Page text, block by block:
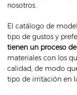
nosotros.
El catálogo de
tipo de gustos y
tienen un proceso
materiales con los
calidad, de modo
tipo de irritación en